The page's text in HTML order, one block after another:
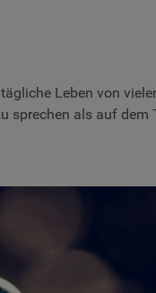
Leben von
als auf dem